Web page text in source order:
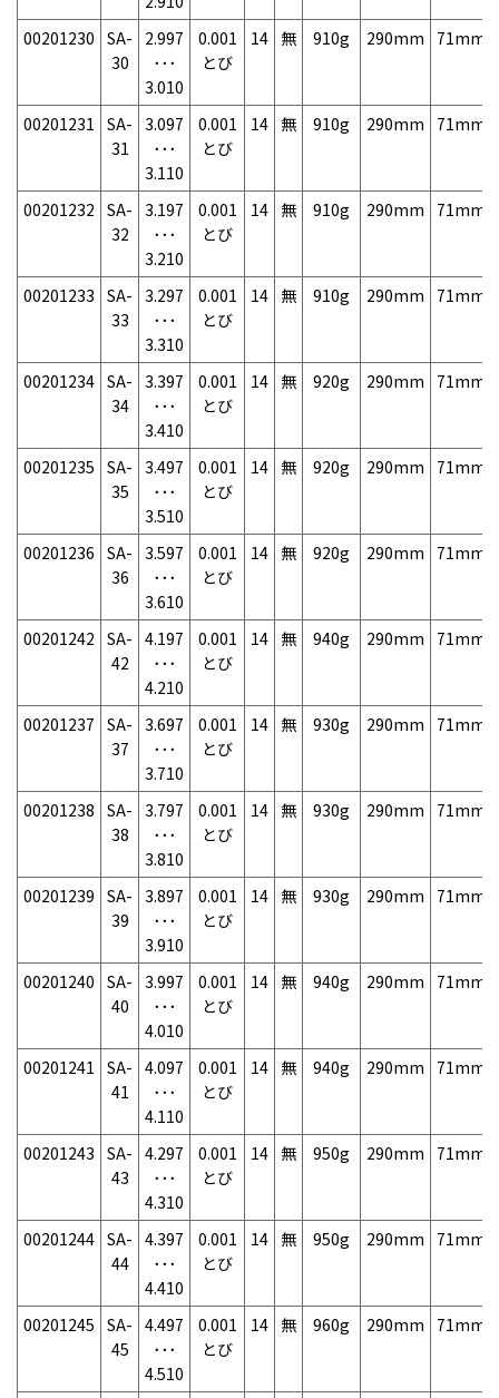
00201230 SA-
30
2.997
･･･
3.010
0.001
とび
14 無 910g 290mm 71mm
00201231 SA-
31
3.097
･･･
3.110
0.001
とび
14 無 910g 290mm 71mm
00201232 SA-
32
3.197
･･･
3.210
0.001
とび
14 無 910g 290mm 71mm
00201233 SA-
33
3.297
･･･
3.310
0.001
とび
14 無 910g 290mm 71mm
00201234 SA-
34
3.397
･･･
3.410
0.001
とび
14 無 920g 290mm 71mm
00201235 SA-
35
3.497
･･･
3.510
0.001
とび
14 無 920g 290mm 71mm
00201236 SA-
36
3.597
･･･
3.610
0.001
とび
14 無 920g 290mm 71mm
00201242 SA-
42
4.197
･･･
4.210
0.001
とび
14 無 940g 290mm 71mm
00201237 SA-
37
3.697
･･･
3.710
0.001
とび
14 無 930g 290mm 71mm
00201238 SA-
38
3.797
･･･
3.810
0.001
とび
14 無 930g 290mm 71mm
00201239 SA-
39
3.897
･･･
3.910
0.001
とび
14 無 930g 290mm 71mm
00201240 SA-
40
3.997
･･･
4.010
0.001
とび
14 無 940g 290mm 71mm
00201241 SA-
41
4.097
･･･
4.110
0.001
とび
14 無 940g 290mm 71mm
00201243 SA-
43
4.297
･･･
4.310
0.001
とび
14 無 950g 290mm 71mm
00201244 SA-
44
4.397
･･･
4.410
0.001
とび
14 無 950g 290mm 71mm
00201245 SA-
45
4.497
･･･
4.510
0.001
とび
14 無 960g 290mm 71mm